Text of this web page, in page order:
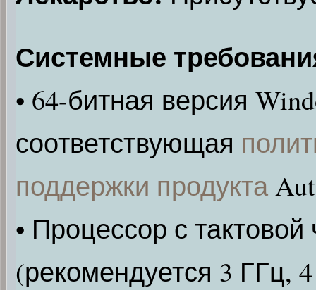
Системные
• 64-битная версия
соответствующая
поддержки продукта
• Процессор с тактовой
(рекомендуется 3 ГГц,